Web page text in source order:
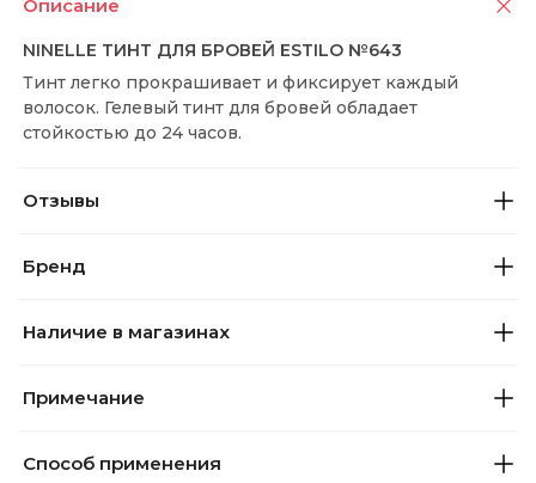
Описание
NINELLE ТИНТ ДЛЯ БРОВЕЙ ESTILO №643
Тинт легко прокрашивает и фиксирует каждый
волосок. Гелевый тинт для бровей обладает
стойкостью до 24 часов.
Отзывы
Бренд
Наличие в магазинах
Примечание
Способ применения